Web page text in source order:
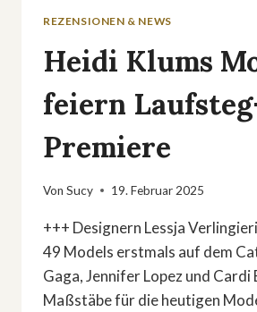
REZENSIONEN & NEWS
Heidi Klums
feiern
Premiere
Von Sucy 19. Februar 2025
+++ Designern Lessja
49 Models erstmals auf dem
Gaga, Jennifer Lopez und Cardi
Maßstäbe für die heutigen